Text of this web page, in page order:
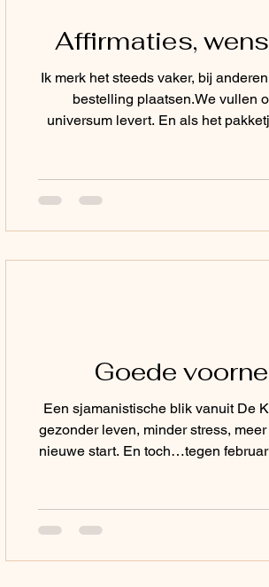
Affirmaties,
Ik merk het steeds vaker, bij
bestelling plaatsen.We vullen ons lijstje in, drukken op “bevestigen”, en wachten dan tot de pakjesdienst van het
universum levert. En als het pakketje niet komt — of niet snel genoeg —dan volgt frustratie. Boosheid. Teleurstelling.Die
Goede
Een sjamanistische blik vanuit De
gezonder leven, minder stress,
nieuwe start. En toch…tegen